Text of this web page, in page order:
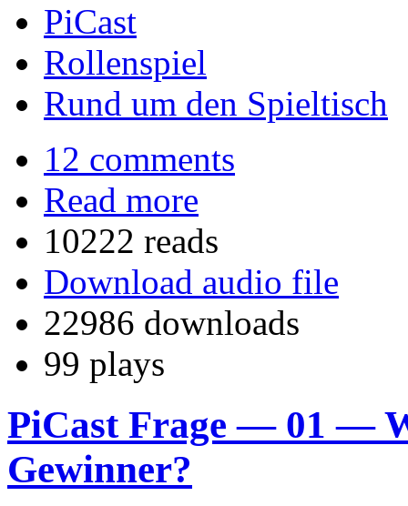
PiCast
Rollenspiel
Rund um den Spieltisch
12 comments
Read more
10222 reads
Download audio file
22986 downloads
99 plays
PiCast Frage — 01 —
Gewinner?